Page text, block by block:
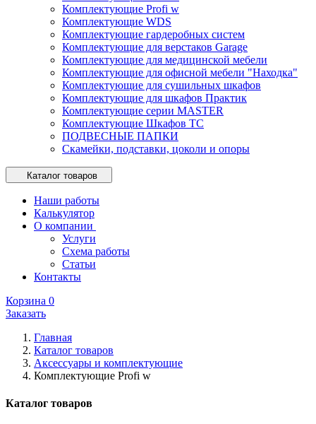
Комплектующие Profi w
Комплектующие WDS
Комплектующие гардеробных систем
Комплектующие для верстаков Garage
Комплектующие для медицинской мебели
Комплектующие для офисной мебели "Находка"
Комплектующие для сушильных шкафов
Комплектующие для шкафов Практик
Комплектующие серии MASTER
Комплектующие Шкафов ТС
ПОДВЕСНЫЕ ПАПКИ
Скамейки, подставки, цоколи и опоры
Каталог товаров
Наши работы
Калькулятор
О компании
Услуги
Схема работы
Статьи
Контакты
Корзина 0
Заказать
Главная
Каталог товаров
Аксессуары и комплектующие
Комплектующие Profi w
Каталог товаров